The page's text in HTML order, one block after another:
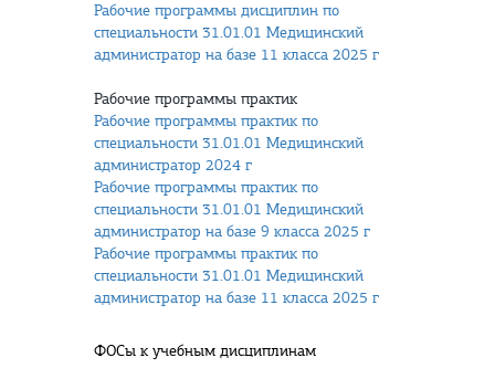
Рабочие программы дисциплин по
специальности 31.01.01 Медицинский
администратор на базе 11 класса 2025 г
Рабочие программы практик
Рабочие программы практик по
специальности 31.01.01 Медицинский
администратор 2024 г
Рабочие программы практик по
специальности 31.01.01 Медицинский
администратор на базе 9 класса 2025 г
Рабочие программы практик по
специальности 31.01.01 Медицинский
администратор на базе 11 класса 2025 г
ФОСы к учебным дисциплинам